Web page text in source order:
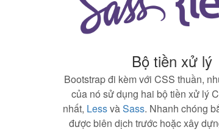
Bộ tiền xử lý
Bootstrap đi kèm với CSS thuần,
của nó sử dụng hai bộ tiền xử lý
nhất, LessvàSass. Nhanh chóng
được biên dịch trước hoặc xây